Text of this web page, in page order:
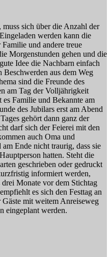
sich über die Anzahl der
werden kann die
und andere treue
Morgenstunden gehen und die
Idee die Nachbarn einfach
aus dem Weg
sind die Freunde des
am Tag der Volljährigkeit
Familie und Bekannte am
des Jubilars erst am Abend
gehört dann ganz der
darf sich der Feierei mit den
auch Oma und
Ende nicht traurig, dass sie
hatten. Steht die
geschrieben oder gedruckt
informiert werden,
Monate vor dem Stichtag
es sich den Festtag an
Gäste mit weitem Anreiseweg
eingeplant werden.